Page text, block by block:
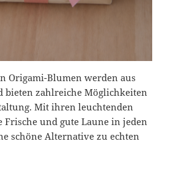
Origami-Blumen werden aus
bieten zahlreiche Möglichkeiten
Mit ihren leuchtenden
Frische und gute Laune in jeden
schöne Alternative zu echten
Papier – kreative Deko- und